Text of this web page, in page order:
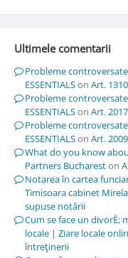
Ultimele comentarii
Probleme
ESSENTIALSon Art.
Probleme
ESSENTIALSon Art.
Probleme
ESSENTIALSon Art.
What do you know
Partners Buchareston
Notarea în cartea
Timisoara cabinet
supuse notării
Cum se face un divorÈ;
locale | Ziare locale
întreţinerii